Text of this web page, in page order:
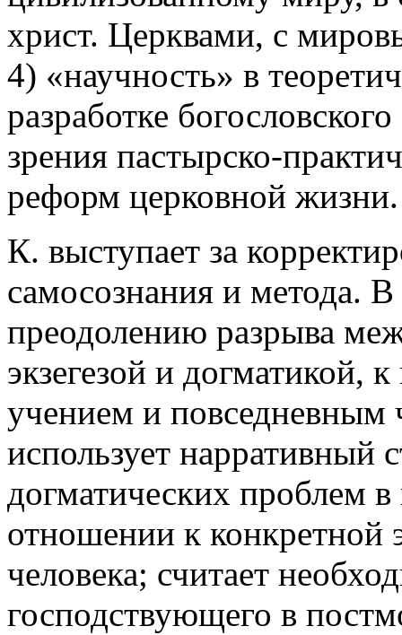
христ. Церквами, с
4) «научность» в
разработке
зрения пастырско-
реформ церковной жизни.
К. выступает за
самосознания и метода.
преодолению разрыва
экзегезой и догматикой,
учением и повседневным
использует нарративный
догматических проблем в
отношении к конкретной
человека; считает
господствующего в